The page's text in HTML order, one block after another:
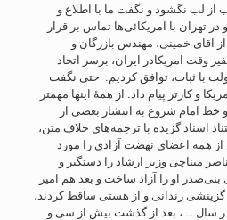
از لب نگشود و نگفت ما با اطلاع و
تهران با آمریکائی‌ها تماس بر قرار
آقای خمینی، مهندس بازرگان و
وقت امریکادر ایران، برسر اتحاد
با ثبات، توافق کردیم. حتی نگفت
و کارتر پیام داد. از همۀ اینها مهمتر
خط امام شروع به انتشار بعضی از
اسناد گزیده با ترجمه‌های خلاف متن،
از همه اعضای نهضت آزادی را مورد
ناصر میناچی وزیر ارشاد را دستگیر و
او را آزاد ساخت و بعد هم امیر
گزینشی زندانی و از هستی ساقط کردند،
سال … ، بعد از گذشت بیش از سی و